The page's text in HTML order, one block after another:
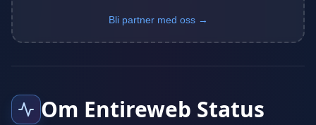
Bli partner med oss →
Om Entireweb Status